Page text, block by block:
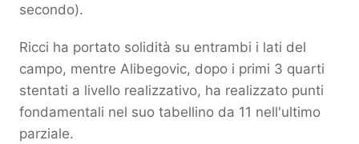
secondo).
Ricci ha portato solidità su entrambi i lati del
campo, mentre Alibegovic, dopo i primi 3 quarti
stentati a livello realizzativo, ha realizzato punti
fondamentali nel suo tabellino da 11 nell'ultimo
parziale.